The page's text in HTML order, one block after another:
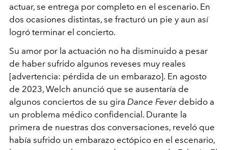
actuar, se entrega por completo en el escenario. En
dos ocasiones distintas, se fracturó un pie y aun así
logró terminar el concierto.
Su amor por la actuación no ha disminuido a pesar
de haber sufrido algunos reveses muy reales
[advertencia: pérdida de un embarazo]. En agosto
de 2023, Welch anunció que se ausentaría de
algunos conciertos de su gira Dance Feverdebido a
un problema médico confidencial. Durante la
primera de nuestras dos conversaciones, reveló que
había sufrido un embarazo ectópico en el escenario,